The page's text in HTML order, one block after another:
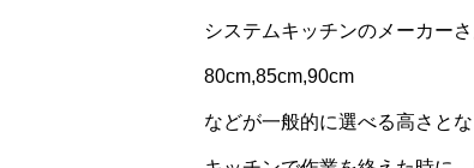
システムキッチンのメーカー
80cm,85cm,90cm
などが一般的に選べる高さとな